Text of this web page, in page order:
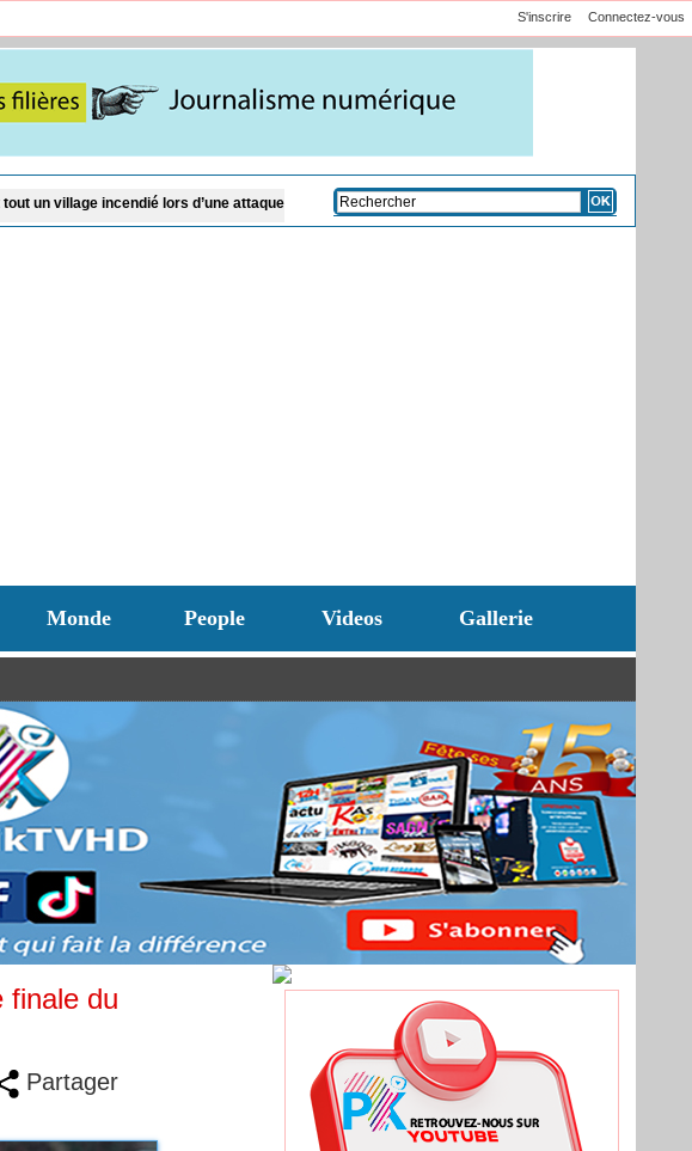
Connectez-vous
S'inscrire
lors d’une attaque des ADF dans l’Ituri CAN féminine 2026 : le Maroc bat l'Afrique du Sud et
Monde People Videos Gallerie
finale du
Partager